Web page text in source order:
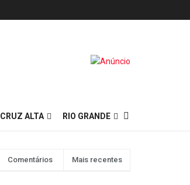
CRUZ ALTA RIO GRANDE
Comentários Mais recentes